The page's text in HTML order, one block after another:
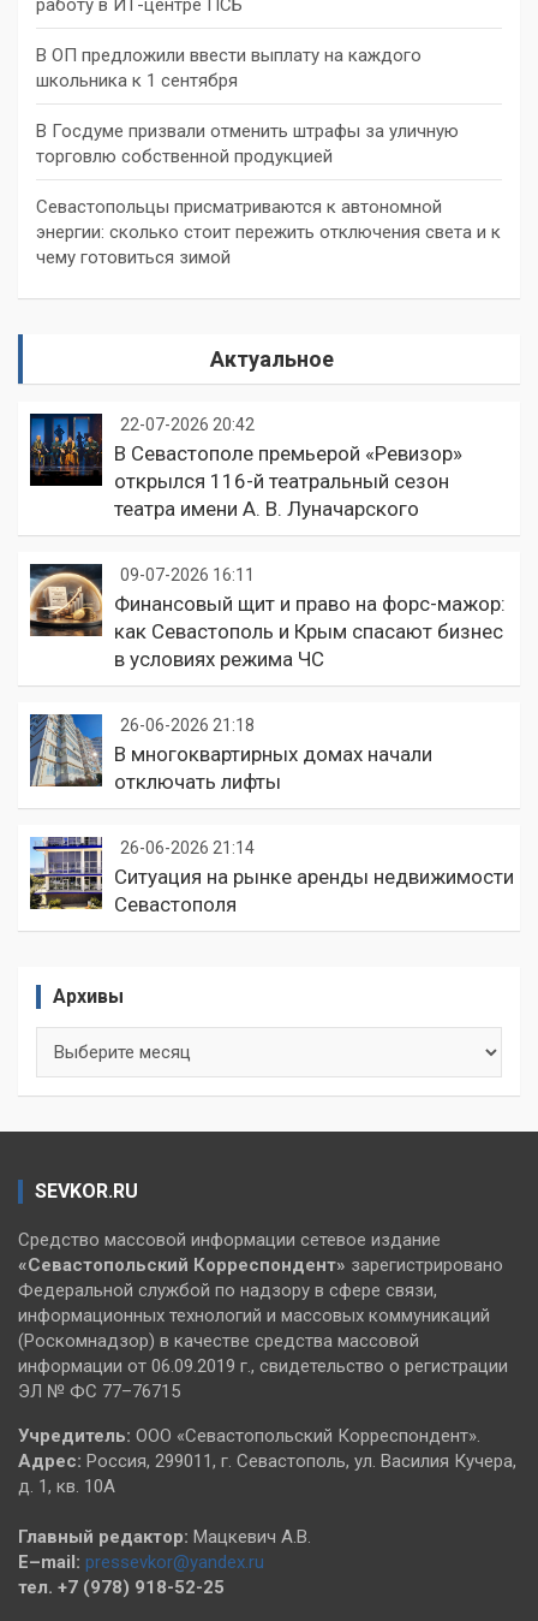
работу в ИТ-центре ПСБ
В ОП предложили ввести выплату на каждого
школьника к 1 сентября
В Госдуме призвали отменить штрафы за уличную
торговлю собственной продукцией
Севастопольцы присматриваются к автономной
энергии: сколько стоит пережить отключения света и к
чему готовиться зимой
Актуальное
22-07-2026 20:42
В Севастополе премьерой «Ревизор»
открылся 116-й театральный сезон
театра имени А. В. Луначарского
09-07-2026 16:11
Финансовый щит и право на форс-мажор:
как Севастополь и Крым спасают бизнес
в условиях режима ЧС
26-06-2026 21:18
В многоквартирных домах начали
отключать лифты
26-06-2026 21:14
Ситуация на рынке аренды недвижимости
Севастополя
Архивы
SEVKOR.RU
Средство массовой информации сетевое издание
«Севастопольский Корреспондент» зарегистрировано
Федеральной службой по надзору в сфере связи,
информационных технологий и массовых коммуникаций
(Роскомнадзор) в качестве средства массовой
информации от 06.09.2019 г., свидетельство о регистрации
ЭЛ № ФС 77–76715
Учредитель: ООО «Севастопольский Корреспондент».
Адрес: Россия, 299011, г. Севастополь, ул. Василия Кучера,
д. 1, кв. 10А
Главный редактор: Мацкевич А.В.
E–mail: pressevkor@yandex.ru
тел. +7 (978) 918-52-25